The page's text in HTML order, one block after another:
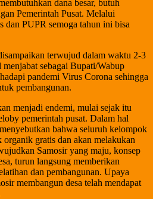
dana besar, butuh
Pemerintah Pusat. Melalui
dan PUPR semoga tahun ini bisa
terwujud dalam waktu 2-3
sebagai Bupati/Wabup
pandemi Virus Corona sehingga
pembangunan.
menjadi endemi, mulai sejak itu
pemerintah pusat. Dalam hal
bahwa seluruh kelompok
organik gratis dan akan melakukan
Samosir yang maju, konsep
turun langsung memberikan
dan pembangunan. Upaya
membangun desa telah mendapat